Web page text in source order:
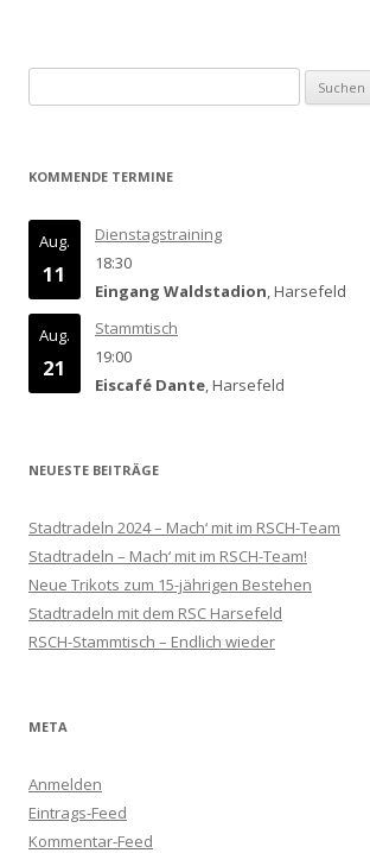
nach:
KOMMENDE TERMINE
Aug.
11
Dienstagstraining
18:30
Eingang Waldstadion , Harsefeld
Aug.
21
Stammtisch
19:00
Eiscafé Dante , Harsefeld
NEUESTE BEITRÄGE
Stadtradeln 2024 – Mach‘ mit im RSCH-Team
Stadtradeln – Mach‘ mit im RSCH-Team!
Neue Trikots zum 15-jährigen Bestehen
Stadtradeln mit dem RSC Harsefeld
RSCH-Stammtisch – Endlich wieder
META
Anmelden
Eintrags-Feed
Kommentar-Feed